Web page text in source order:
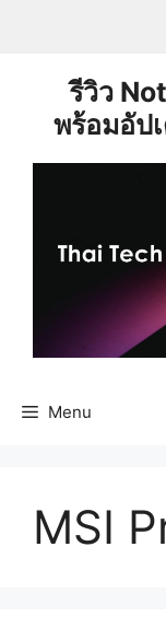
รีวิว
พร้อมอัป
Menu
MSI